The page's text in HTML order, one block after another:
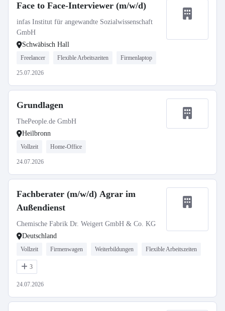
Face to Face-Interviewer (m/w/d)
infas Institut für angewandte Sozialwissenschaft
GmbH
Schwäbisch Hall
Freelancer Flexible Arbeitszeiten Firmenlaptop
25.07.2026
Grundlagen
ThePeople.de GmbH
Heilbronn
Vollzeit Home-Office
24.07.2026
Fachberater (m/w/d) Agrar im
Außendienst
Chemische Fabrik Dr. Weigert GmbH & Co. KG
Deutschland
Vollzeit Firmenwagen Weiterbildungen Flexible Arbeitszeiten
3
24.07.2026